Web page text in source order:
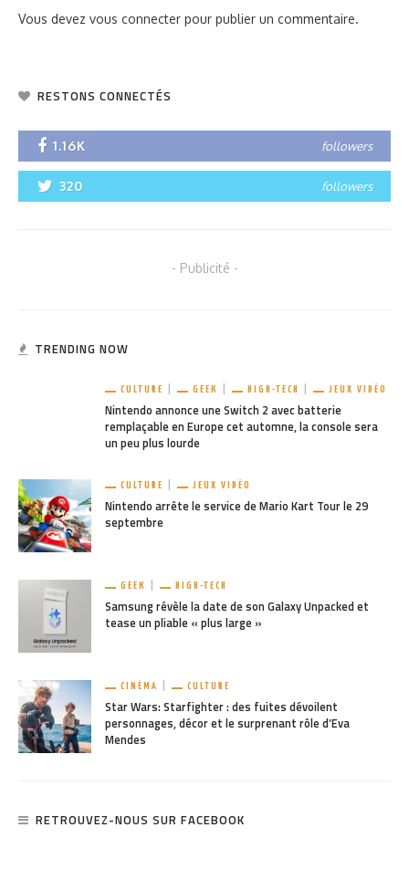
Vous devez vous connecter pour publier un commentaire.
RESTONS CONNECTÉS
1.16K followers
320 followers
- Publicité -
TRENDING NOW
CULTURE GEEK HIGH-TECH JEUX VIDÉO
Nintendo annonce une Switch 2 avec batterie
remplaçable en Europe cet automne, la console sera
un peu plus lourde
CULTURE JEUX VIDÉO
Nintendo arrête le service de Mario Kart Tour le 29
septembre
GEEK HIGH-TECH
Samsung révèle la date de son Galaxy Unpacked et
tease un pliable « plus large »
CINÉMA CULTURE
Star Wars: Starfighter : des fuites dévoilent
personnages, décor et le surprenant rôle d’Eva
Mendes
RETROUVEZ-NOUS SUR FACEBOOK